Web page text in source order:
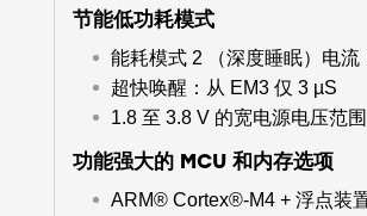
节能低功耗模式
能耗模式 2 （深度睡眠）电流
超快唤醒：从 EM3 仅 3 µS
1.8 至 3.8 V 的宽电源电压范围
功能强大的 MCU 和内存选项
ARM® Cortex®-M4 + 浮点装